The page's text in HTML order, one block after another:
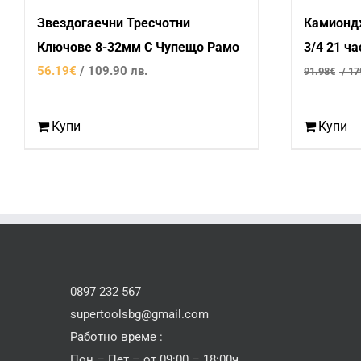
Звездогаечни Тресчотни
Ключове 8-32мм С Чупещо Рамо
56.19€ / 109.90 лв.
Купи
3/4 21
91.98€ /
Купи
0897 232 567
supertoolsbg@gmail.com
Работно време :